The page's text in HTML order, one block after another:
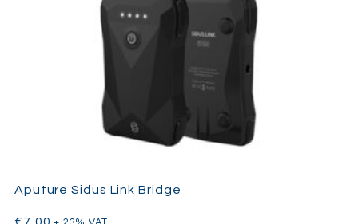
Aputure Sidus Link Bridge
€7,00